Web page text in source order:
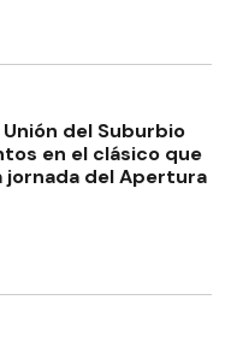
del Suburbio
en el clásico que
jornada del Apertura